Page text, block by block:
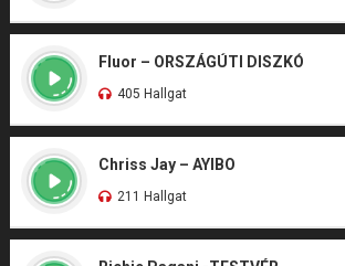
Fluor – ORSZÁGÚTI DISZKÓ
405 Hallgat
Chriss Jay – AYIBO
211 Hallgat